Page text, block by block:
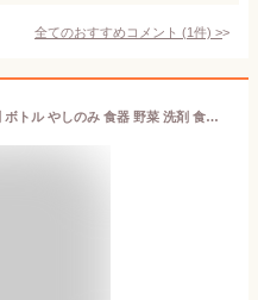
全てのおすすめコメント (1件) >
サラヤ ヤシノミ 洗剤 - 食器洗剤 ボトル やしのみ 食器 野菜 洗剤 食器用洗剤 ヤシノミ洗剤 食器用 中性洗剤 キッチン洗剤 台所洗剤 手に優しい 手にやさしい 環境にやさしい 無添加 無香料 saraya サラヤ公式ショップ